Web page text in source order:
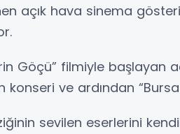
açık hava sinema
Göçü” filmiyle başlayan
konseri ve ardından
sevilen eserlerini